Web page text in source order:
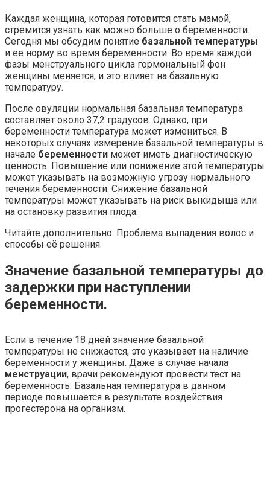
Каждая женщина, которая готовится стать мамой,
стремится узнать как можно больше о беременности.
Сегодня мы обсудим понятие базальной температуры
и ее норму во время беременности. Во время каждой
фазы менструального цикла гормональный фон
женщины меняется, и это влияет на базальную
температуру.
После овуляции нормальная базальная температура
составляет около 37,2 градусов. Однако, при
беременности температура может измениться. В
некоторых случаях измерение базальной температуры в
начале беременности может иметь диагностическую
ценность. Повышение или понижение этой температуры
может указывать на возможную угрозу нормального
течения беременности. Снижение базальной
температуры может указывать на риск выкидыша или
на остановку развития плода.
Читайте дополнительно: Проблема выпадения волос и
способы её решения.
Значение базальной температуры до
задержки при наступлении
беременности.
Если в течение 18 дней значение базальной
температуры не снижается, это указывает на наличие
беременности у женщины. Даже в случае начала
менструации, врачи рекомендуют провести тест на
беременность. Базальная температура в данном
периоде повышается в результате воздействия
прогестерона на организм.